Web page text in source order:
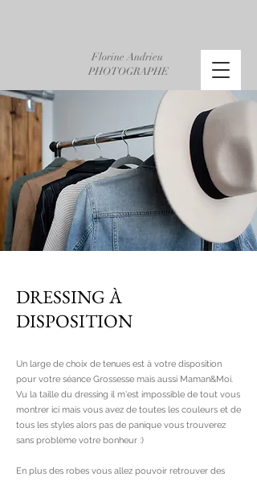
Florine Andrieu
PHOTOGRAPHE
DRESSING À
DISPOSITION
Un large de choix de tenues est à votre disposition
pour votre séance Grossesse mais aussi Maman&Moi.
Vu la taille du dressing il m'est impossible de tout vous
montrer ici mais vous avez de toutes les couleurs et de
tous les styles alors pas de panique vous trouverez
sans problème votre bonheur :)
En plus des robes vous allez pouvoir retrouver des